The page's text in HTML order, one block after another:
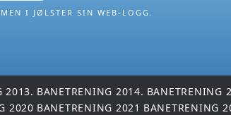
I JØLSTER SIN WEB-LOGG.
2013. BANETRENING 2014. BANETRENING
2020 BANETRENING 2021 BANETRENING